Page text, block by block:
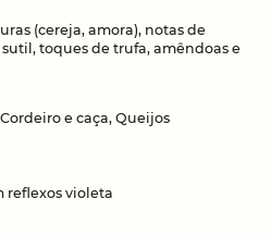
(cereja, amora), notas de
toques de trufa, amêndoas e
e caça, Queijos
reflexos violeta